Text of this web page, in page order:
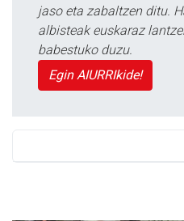
jaso eta zabaltzen ditu.
albisteak euskaraz
babestuko duzu.
Egin AIURRIkide!